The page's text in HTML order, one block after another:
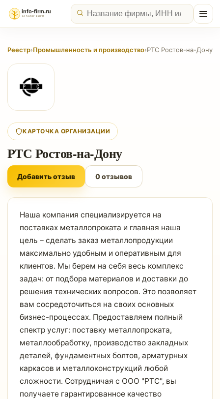
Реестр›Промышленность и производство›РТС Ростов-на-Дону
КАРТОЧКА ОРГАНИЗАЦИИ
РТС Ростов-на-Дону
Добавить отзыв 0 отзывов
Наша компания специализируется на
поставках металлопроката и главная наша
цель – сделать заказ металлопродукции
максимально удобным и оперативным для
клиентов. Мы берем на себя весь комплекс
задач: от подбора материалов и доставки до
решения технических вопросов. Это позволяет
вам сосредоточиться на своих основных
бизнес-процессах. Предоставляем полный
спектр услуг: поставку металлопроката,
металлообработку, производство закладных
деталей, фундаментных болтов, арматурных
каркасов и металлоконструкций любой
сложности. Сотрудничая с ООО "РТС", вы
получаете гарантированное качество